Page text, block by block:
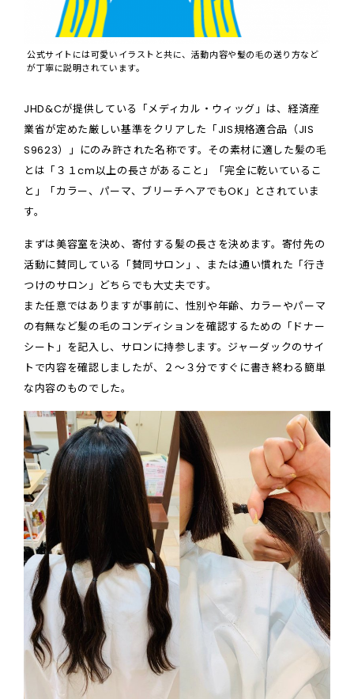
公式サイトには可愛いイラストと共に、活動内容や髪の毛の送り方など
が丁寧に説明されています。
JHD&Cが提供している「メディカル・ウィッグ」は、経済産
業省が定めた厳しい基準をクリアした「JIS規格適合品（JIS
S9623）」にのみ許された名称です。その素材に適した髪の毛
とは「３１cm以上の長さがあること」「完全に乾いているこ
と」「カラー、パーマ、ブリーチヘアでもOK」とされていま
す。
まずは美容室を決め、寄付する髪の長さを決めます。寄付先の
活動に賛同している「賛同サロン」、または通い慣れた「行き
つけのサロン」どちらでも大丈夫です。
また任意ではありますが事前に、性別や年齢、カラーやパーマ
の有無など髪の毛のコンディションを確認するための「ドナー
シート」を記入し、サロンに持参します。ジャーダックのサイ
トで内容を確認しましたが、２～３分ですぐに書き終わる簡単
な内容のものでした。